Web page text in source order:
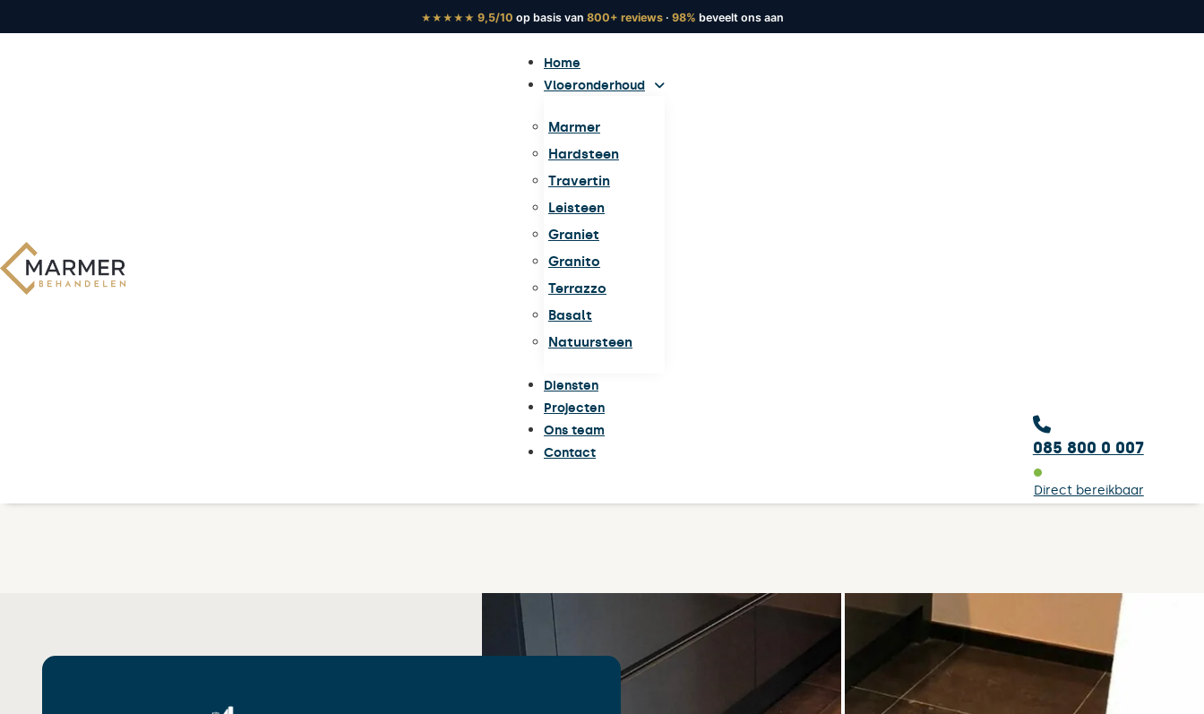
★★★★★ 9,5/10 op basis van 800+ reviews· 98% beveelt ons aan
Home
Vloeronderhoud
Marmer
Hardsteen
Travertin
Leisteen
Graniet
Granito
Terrazzo
Basalt
Natuursteen
Diensten
Projecten
Ons team
Contact
085 800 0 007
Direct bereikbaar